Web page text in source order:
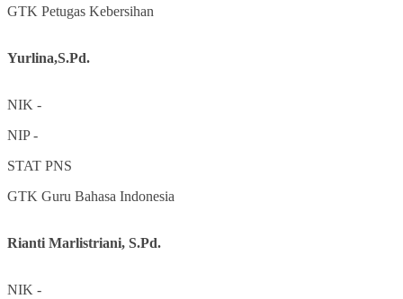
GTK Petugas Kebersihan
Yurlina,S.Pd.
NIK -
NIP-
STAT PNS
GTK Guru Bahasa Indonesia
Rianti Marlistriani, S.Pd.
NIK -